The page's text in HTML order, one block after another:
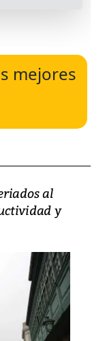
mejores
al
y